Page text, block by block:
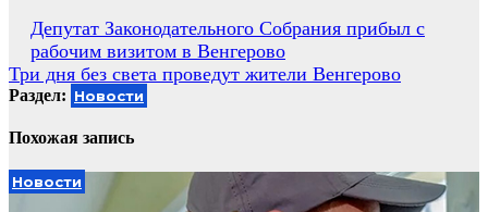
Навигация
по
записям
Депутат Законодательного Собрания прибыл с
рабочим визитом в Венгерово
Три дня без света проведут жители Венгерово
Раздел: Новости
Похожая запись
Новости